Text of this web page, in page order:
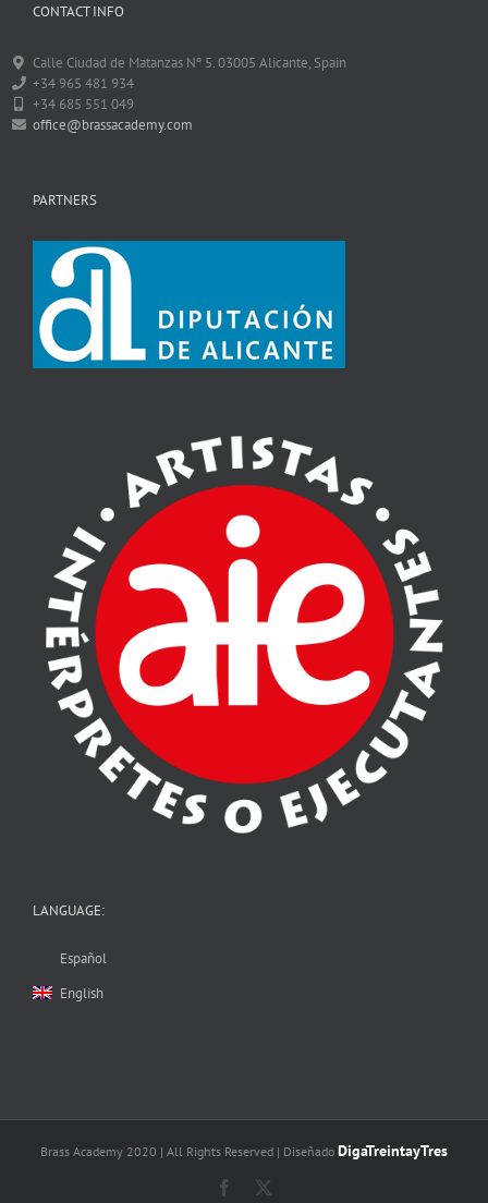
CONTACT INFO
Calle Ciudad de Matanzas Nº 5. 03005 Alicante, Spain
+34 965 481 934
+34 685 551 049
office@brassacademy.com
PARTNERS
LANGUAGE:
Español
English
Brass Academy 2020 | All Rights Reserved | Diseñado DigaTreintayTres
Facebook